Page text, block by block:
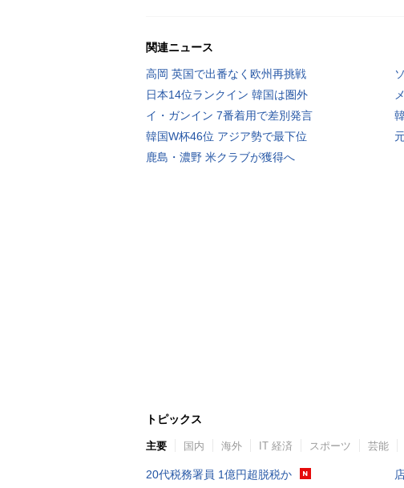
関連ニュース
高岡 英国で出番なく欧州再挑戦
日本14位ランクイン 韓国は圏外
イ・ガンイン 7番着用で差別発言
韓国W杯46位 アジア勢で最下位
鹿島・濃野 米クラブが獲得へ
トピックス
主要 国内 海外 IT 経済 スポーツ 芸能
20代税務署員 1億円超脱税か